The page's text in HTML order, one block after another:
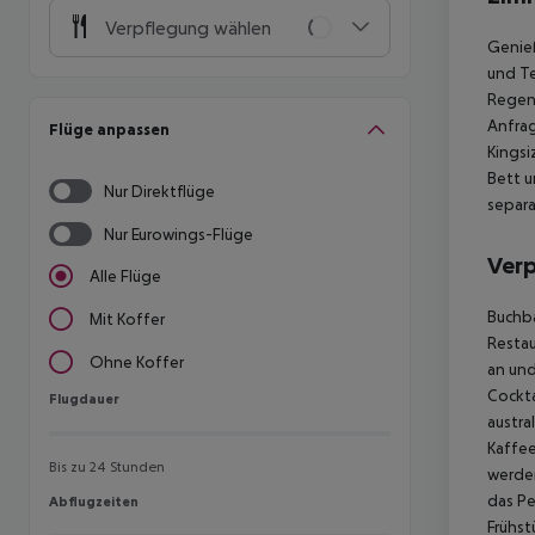
Verpflegung wählen
Flüge anpassen
Nur Direktflüge
Nur Eurowings-Flüge
Alle Flüge
Mit Koffer
Ohne Koffer
Flugdauer
Flugdauer
Bis zu 24 Stunden
Abflugzeiten
Abflugzeiten
und
Bett
an
das